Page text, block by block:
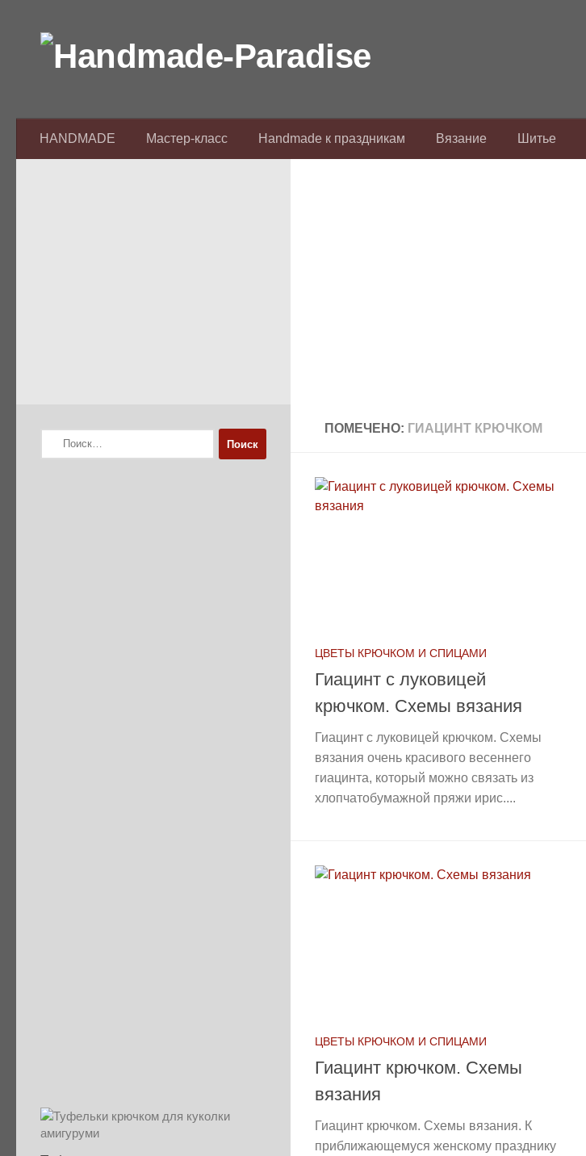
HANDMADE Мастер-класс Handmade к праздникам Вязание Шитье
ПОМЕЧЕНО: ГИАЦИНТ КРЮЧКОМ
ЦВЕТЫ КРЮЧКОМ И СПИЦАМИ
Гиацинт с луковицей
крючком. Схемы вязания
Гиацинт с луковицей крючком. Схемы
вязания очень красивого весеннего
гиацинта, который можно связать из
хлопчатобумажной пряжи ирис....
ЦВЕТЫ КРЮЧКОМ И СПИЦАМИ
Гиацинт крючком. Схемы
вязания
Гиацинт крючком. Схемы вязания. К
приближающемуся женскому празднику
Найти: